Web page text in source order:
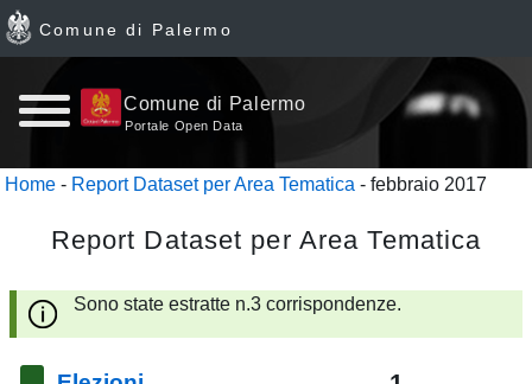
Home
Dataset
Comune di Palermo
Comune di Palermo
Portale Open Data
Home - Report Dataset per Area Tematica - febbraio 2017
Report Dataset per Area Tematica
Sono state estratte n.3 corrispondenze.